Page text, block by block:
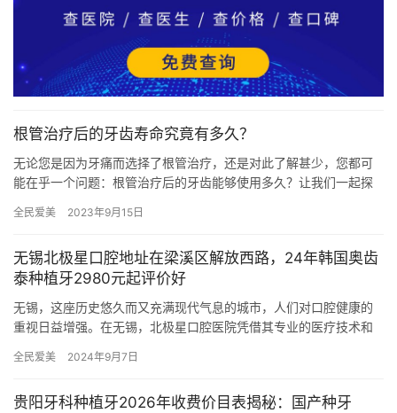
根管治疗后的牙齿寿命究竟有多久？
无论您是因为牙痛而选择了根管治疗，还是对此了解甚少，您都可
能在乎一个问题：根管治疗后的牙齿能够使用多久？让我们一起探
性 …
全民爱美 2023年9月15日
无锡北极星口腔地址在梁溪区解放西路，24年韩国奥齿
泰种植牙2980元起评价好
无锡，这座历史悠久而又充满现代气息的城市，人们对口腔健康的
重视日益增强。在无锡，北极星口腔医院凭借其专业的医疗技术和
了解一…
全民爱美 2024年9月7日
贵阳牙科种植牙2026年收费价目表揭秘：国产种牙